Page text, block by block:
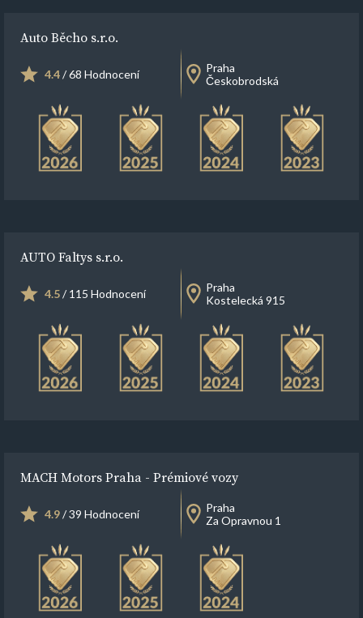
Auto Běcho s.r.o.
4.4/ 68 Hodnocení
Praha
Českobrodská
AUTO Faltys s.r.o.
4.5/ 115 Hodnocení
Praha
Kostelecká 915
MACH Motors Praha - Prémiové vozy
4.9/ 39 Hodnocení
Praha
Za Opravnou 1